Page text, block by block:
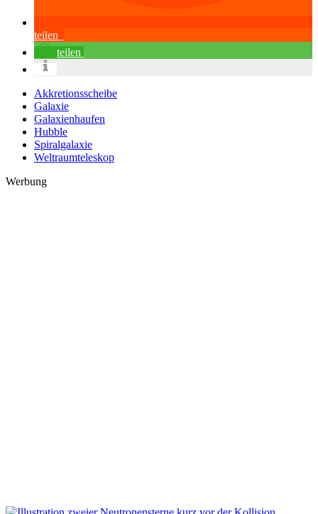
teilen
teilen
Akkretionsscheibe
Galaxie
Galaxienhaufen
Hubble
Spiralgalaxie
Weltraumteleskop
Werbung